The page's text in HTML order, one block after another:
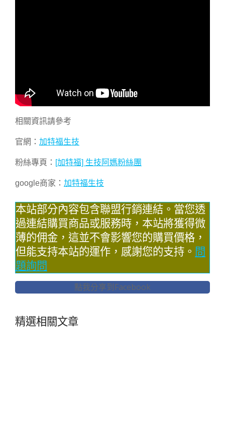
相關資訊請參考
官網： 加特福生技
粉絲專頁： [加特福] 生技阿媽粉絲團
google商家： 加特福生技
本站部分內容包含聯盟行銷連結。當您透
過連結購買商品或服務時，本站將獲得微
薄的佣金，這並不會影響您的購買價格，
但能支持本站的運作，感謝您的支持。 問
題詢問
點我分享到Facebook
精選相關文章